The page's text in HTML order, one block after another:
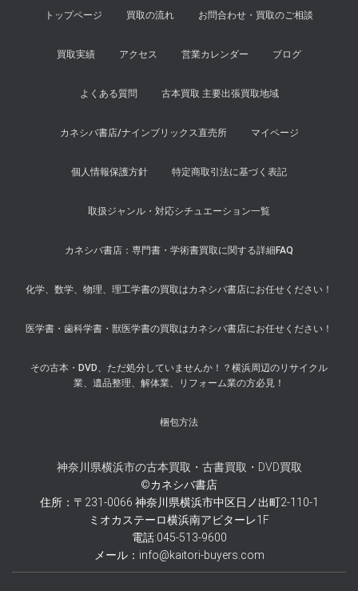
トップページ 買取の流れ お問合わせ・買取のご相談
買取実績 アクセス 営業カレンダー ブログ
よくある質問 古本買取 主要出張買取地域
カネシバ書店/ナインブリックス直売所 マイページ
個人情報保護方針 特定商取引法に基づく表記
取扱ジャンル・対応シチュエーション一覧
カネシバ書店：専門書・学術書買取に関する詳細FAQ
化学、数学、物理、理工学書の買取はカネシバ書店にお任せください！
医学書・歯科学書・獣医学書の買取はカネシバ書店にお任せください！
その古本・DVD、ただ処分していませんか！？横浜周辺のリサイクル
業、遺品整理、解体業、リフォーム業の方必見！
梱包方法
神奈川県横浜市の古本買取・古書買取・DVD買取
©カネシバ書店
住所：〒231-0066 神奈川県横浜市中区日ノ出町2-110-1
ミオカステーロ横浜南アビターレ1F
電話:045-513-9600
メール：info@kaitori-buyers.com